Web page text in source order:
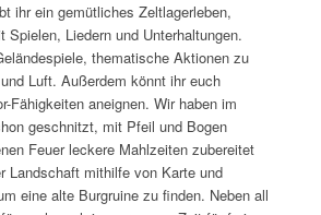
ihr ein gemütliches Zeltlagerleben,
Spielen, Liedern und Unterhaltungen.
thematische Aktionen zu
Luft. Außerdem könnt ihr euch
Fähigkeiten aneignen. Wir haben im
geschnitzt, mit Pfeil und Bogen
Feuer leckere Mahlzeiten zubereitet
Landschaft mithilfe von Karte und
eine alte Burgruine zu finden. Neben all